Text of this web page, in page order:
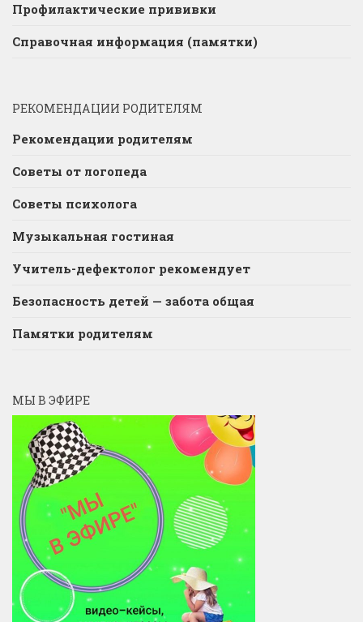
Профилактические прививки
Справочная информация (памятки)
РЕКОМЕНДАЦИИ РОДИТЕЛЯМ
Рекомендации родителям
Советы от логопеда
Советы психолога
Музыкальная гостиная
Учитель-дефектолог рекомендует
Безопасность детей — забота общая
Памятки родителям
МЫ В ЭФИРЕ